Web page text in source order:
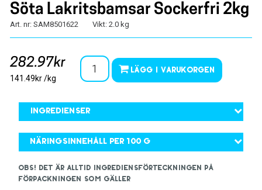
Söta Lakritsbamsar Sockerfri 2kg
Art. nr: SAM8501622 Vikt: 2.0 kg
282.97kr
141.49kr /kg
Lägg i varukorgen
Ingredienser
Näringsinnehåll per 100 g
OBS! Det är alltid ingrediensförteckningen på
förpackningen som gäller